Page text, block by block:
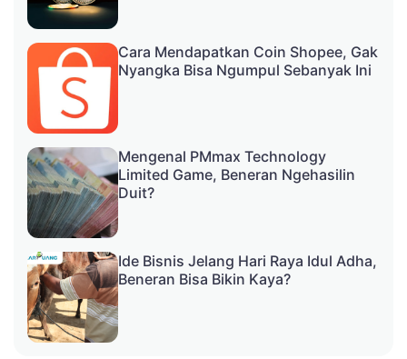
Cara Mendapatkan Coin Shopee, Gak
Nyangka Bisa Ngumpul Sebanyak Ini
Mengenal PMmax Technology
Limited Game, Beneran Ngehasilin
Duit?
Ide Bisnis Jelang Hari Raya Idul Adha,
Beneran Bisa Bikin Kaya?